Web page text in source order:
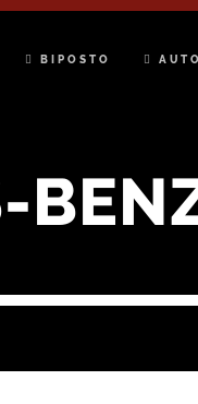
BIPOSTO